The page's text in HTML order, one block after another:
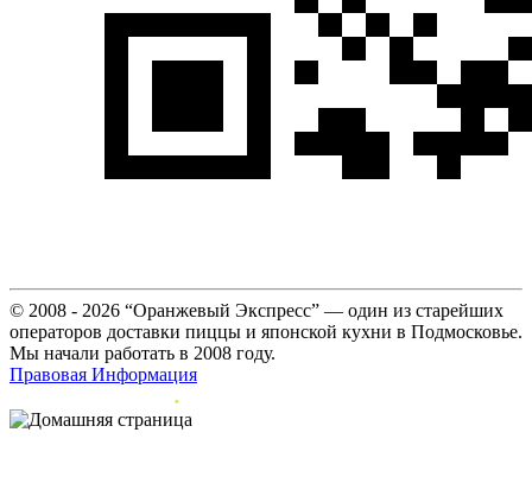
© 2008 - 2026 “Оранжевый Экспресс” — один из старейших
операторов доставки пиццы и японской кухни в Подмосковье.
Мы начали работать в 2008 году.
Правовая Информация